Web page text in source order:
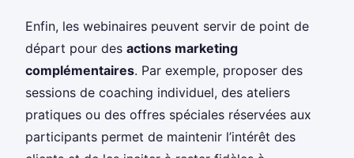
Enfin, les webinaires peuvent servir de point de
départ pour des actions marketing
complémentaires. Par exemple, proposer des
sessions de coaching individuel, des ateliers
pratiques ou des offres spéciales réservées aux
participants permet de maintenir l’intérêt des